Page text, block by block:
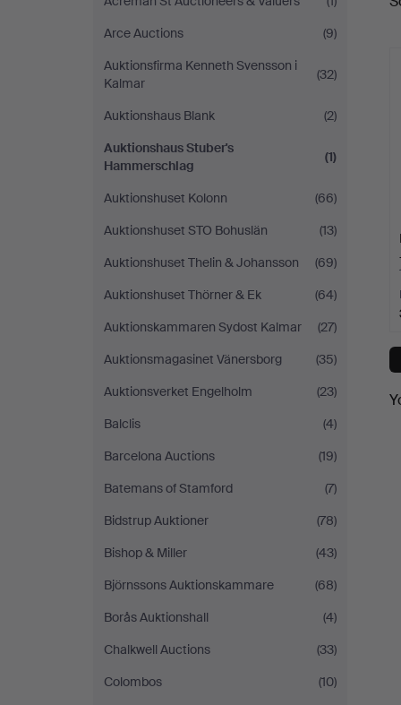
Arce Auctions
(9)
Auktionsfirma Kenneth Svensson i
Kalmar
(32)
Auktionshaus Blank
(2)
Auktionshaus Stuber's
Hammerschlag
(1)
Auktionshuset Kolonn
(66)
Auktionshuset STO Bohuslän
(13)
Auktionshuset Thelin & Johansson
(69)
Auktionshuset Thörner & Ek
(64)
Auktionskammaren Sydost Kalmar
(27)
Auktionsmagasinet Vänersborg
(35)
Auktionsverket Engelholm
(23)
Balclis
(4)
Barcelona Auctions
(19)
Batemans of Stamford
(7)
Bidstrup Auktioner
(78)
Bishop & Miller
(43)
Björnssons Auktionskammare
(68)
Borås Auktionshall
(4)
Chalkwell Auctions
(33)
Colombos
(10)